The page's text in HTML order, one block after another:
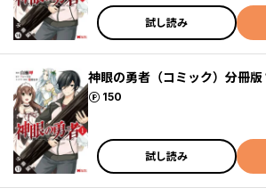
試し読み
神眼の勇者（コミック）分冊版
150
ポイント
試し読み